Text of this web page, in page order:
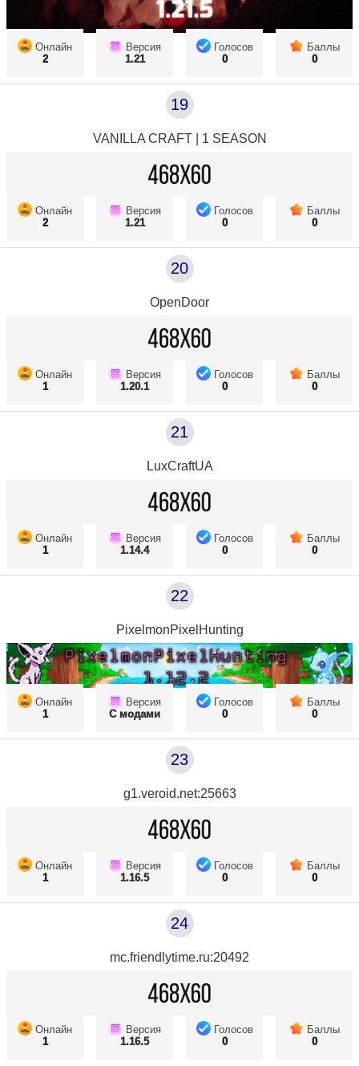
Онлайн
2
Версия
1.21
Голосов
0
Баллы
0
19
VANILLA CRAFT | 1 SEASON
Онлайн
2
Версия
1.21
Голосов
0
Баллы
0
20
OpenDoor
Онлайн
1
Версия
1.20.1
Голосов
0
Баллы
0
21
LuxCraftUA
Онлайн
1
Версия
1.14.4
Голосов
0
Баллы
0
22
PixelmonPixelHunting
Онлайн
1
Версия
С модами
Голосов
0
Баллы
0
23
g1.veroid.net:25663
Онлайн
1
Версия
1.16.5
Голосов
0
Баллы
0
24
mc.friendlytime.ru:20492
Онлайн
1
Версия
1.16.5
Голосов
0
Баллы
0